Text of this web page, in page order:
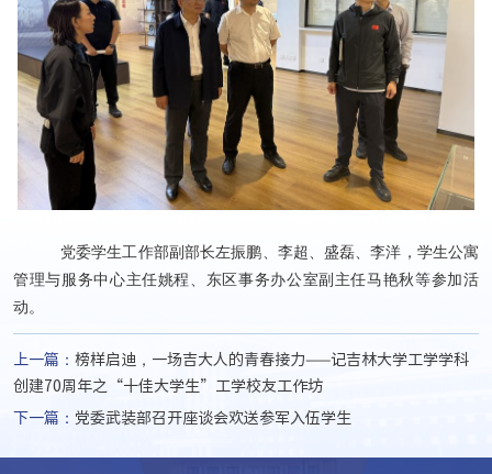
党委学生工作部副部长左振鹏、李超、盛磊、李洋，学生公寓
管理与服务中心主任姚程、东区事务办公室副主任马艳秋等参加活
动。
上一篇： 榜样启迪，一场吉大人的青春接力——记吉林大学工学学科
创建70周年之“十佳大学生”工学校友工作坊
下一篇： 党委武装部召开座谈会欢送参军入伍学生